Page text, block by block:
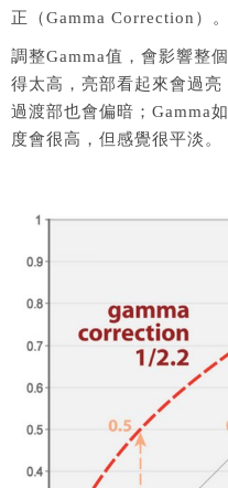
正（Gamma Correction）。
調整Gamma值，會影響整
得太高，亮部看起來會過
過渡部也會偏暗；Gamma
度會很高，但感覺很平淡。